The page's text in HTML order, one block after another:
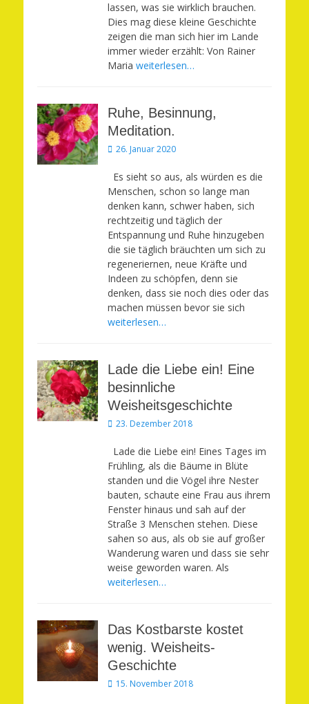
lassen, was sie wirklich brauchen.
Dies mag diese kleine Geschichte
zeigen die man sich hier im Lande
immer wieder erzählt: Von Rainer
Maria weiterlesen…
Ruhe, Besinnung,
Meditation.
Veröffentlicht
26. Januar 2020
Es sieht so aus, als würden es die
Menschen, schon so lange man
denken kann, schwer haben, sich
rechtzeitig und täglich der
Entspannung und Ruhe hinzugeben
die sie täglich bräuchten um sich zu
regeneriernen, neue Kräfte und
Indeen zu schöpfen, denn sie
denken, dass sie noch dies oder das
machen müssen bevor sie sich
weiterlesen…
Lade die Liebe ein! Eine
besinnliche
Weisheitsgeschichte
Veröffentlicht
23. Dezember 2018
Lade die Liebe ein! Eines Tages im
Frühling, als die Bäume in Blüte
standen und die Vögel ihre Nester
bauten, schaute eine Frau aus ihrem
Fenster hinaus und sah auf der
Straße 3 Menschen stehen. Diese
sahen so aus, als ob sie auf großer
Wanderung waren und dass sie sehr
weise geworden waren. Als
weiterlesen…
Das Kostbarste kostet
wenig. Weisheits-
Geschichte
Veröffentlicht
15. November 2018